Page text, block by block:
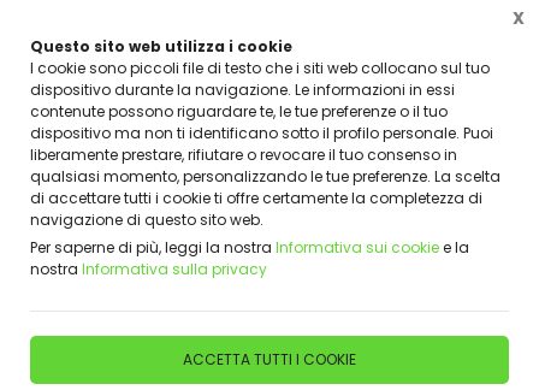
Questo sito web utilizza i cookie
I cookie sono piccoli file di testo che i siti web collocano sul tuo
dispositivo durante la navigazione. Le informazioni in essi
contenute possono riguardare te, le tue preferenze o il tuo
dispositivo ma non ti identificano sotto il profilo personale. Puoi
liberamente prestare, rifiutare o revocare il tuo consenso in
qualsiasi momento, personalizzando le tue preferenze. La scelta
di accettare tutti i cookie ti offre certamente la completezza di
navigazione di questo sito web.
Per saperne di più, leggi la nostra Informativa sui cookiee la
nostra Informativa sulla privacy
ACCETTA TUTTI I COOKIE
X
Home Shop Arnie e Accessori Telaini
FILTRA
Telaini
Filtri attivi:
Categoria:
Telaini